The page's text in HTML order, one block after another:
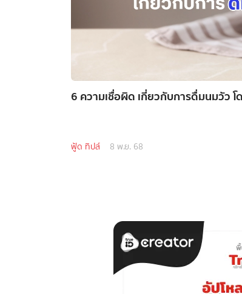
6 ความเชื่อผิด เกี่ยวกับการดื่มนมวัว
ฟู้ด ทิปส์ 8 พ.ย. 68